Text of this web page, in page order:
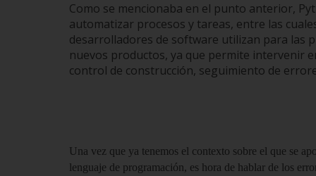
Como se mencionaba en el punto anterior,
automatizar procesos y tareas, entre las
desarrolladores de software utilizan para las
nuevos productos, ya que permite intervenir
control de construcción, seguimiento de
Una vez que ya tenemos el contexto sobre el que se
lenguaje de programación, es hora de hablar de los